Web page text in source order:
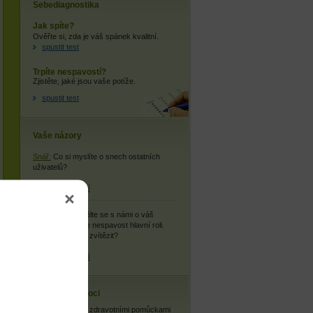
Sebediagnostika
Jak spíte?
Ověřte si, zda je váš spánek kvalitní.
spustit test
Trpíte nespavostí?
Zjistěte, jaké jsou vaše potíže.
spustit test
Vaše názory
Snář: Co si myslíte o snech ostatních
uživatelů?
více informací
Podělte se s námi o váš
příběh, kde hraje nespavost hlavní roli.
Podařilo se vám zvítězit?
více informací
Cestovní nemoci
Se zdravotními pomůckami